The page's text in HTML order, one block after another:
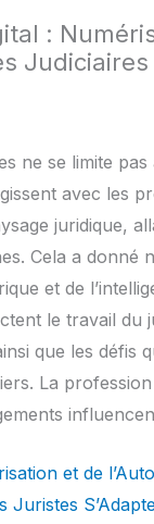
:
Judiciaires
ne se limite
avec les
juridique,
Cela a
et de
le travail du
que les défis
La
et de
Juristes